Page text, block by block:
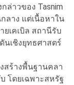
ล่าวของ Tasnim
ลาง แต่เนื้อหาใน
ยเคเบิล สถานีรับ
เชิงยุทธศาสตร์
สร้างพื้นฐานคลา
โดยเฉพาะสหรัฐ